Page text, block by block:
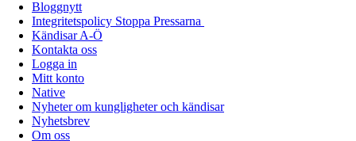
Bloggnytt
Integritetspolicy Stoppa Pressarna
Kändisar A-Ö
Kontakta oss
Logga in
Mitt konto
Native
Nyheter om kungligheter och kändisar
Nyhetsbrev
Om oss